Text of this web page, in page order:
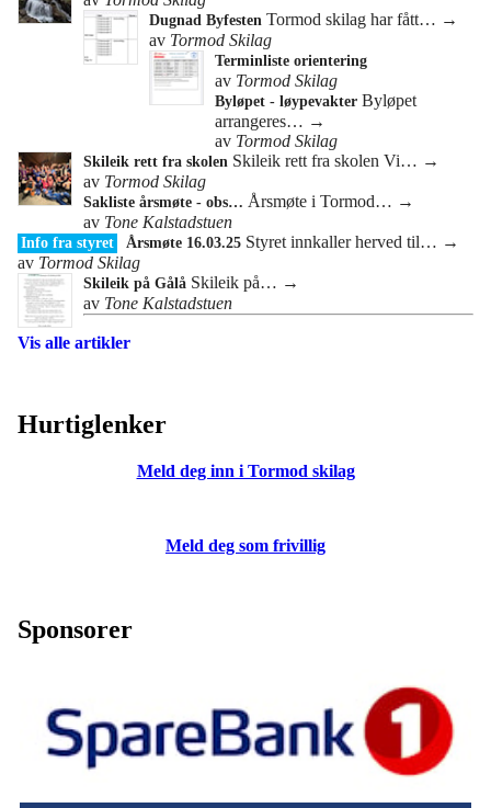
Dugnad Byfesten Tormod skilag har fått… →
av Tormod Skilag
Terminliste orientering
av Tormod Skilag
Byløpet - løypevakter Byløpet
arrangeres… →
av Tormod Skilag
Skileik rett fra skolen Skileik rett fra skolen Vi… →
av Tormod Skilag
Sakliste årsmøte - obs… Årsmøte i Tormod… →
av Tone Kalstadstuen
Info fra styret Årsmøte 16.03.25 Styret innkaller herved til… →
av Tormod Skilag
Skileik på Gålå Skileik på… →
av Tone Kalstadstuen
Vis alle artikler
Hurtiglenker
Meld deg inn i Tormod skilag
Meld deg som frivillig
Sponsorer